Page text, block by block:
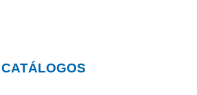
CATÁLOGOS